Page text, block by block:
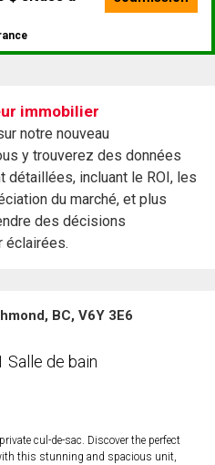
immobilier
notre nouveau
y trouverez des données
incluant le ROI, les
du marché, et plus
des décisions
éclairées.
BC, V6Y 3E6
Salle de bain
cul-de-sac. Discover the perfect
this stunning and spacious unit,